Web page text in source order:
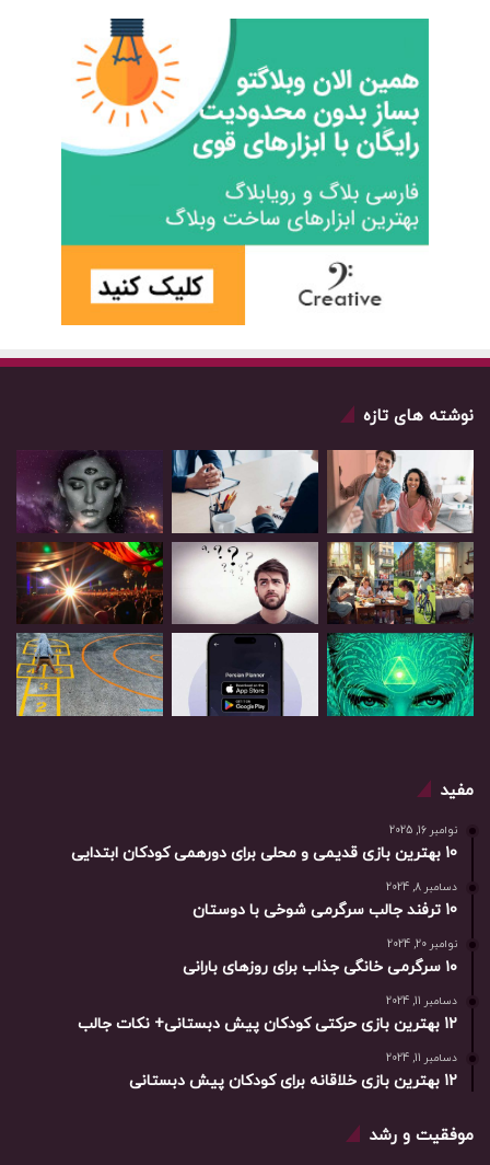
نوشته های تازه
مفید
نوامبر 16, 2025
10 بهترین بازی‌ قدیمی و محلی برای دورهمی کودکان ابتدایی
دسامبر 8, 2024
10 ترفند جالب سرگرمی شوخی با دوستان
نوامبر 20, 2024
۱۰ سرگرمی خانگی جذاب برای روزهای بارانی
دسامبر 11, 2024
12 بهترین بازی حرکتی کودکان پیش دبستانی+ نکات جالب
دسامبر 11, 2024
12 بهترین بازی خلاقانه برای کودکان پیش دبستانی
موفقیت و رشد